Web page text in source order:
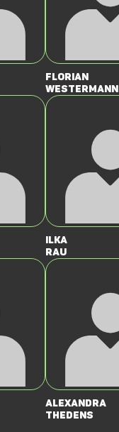
Florian
Westermann
Ilka
Rau
Alexandra
Thedens